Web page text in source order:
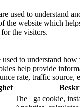
used to understand
the website which
for the visitors.
to understand
help provide
rate, traffic source,
The _ga cookie,